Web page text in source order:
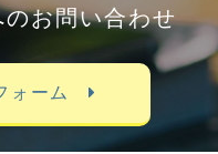
お問い合わせ
ォーム